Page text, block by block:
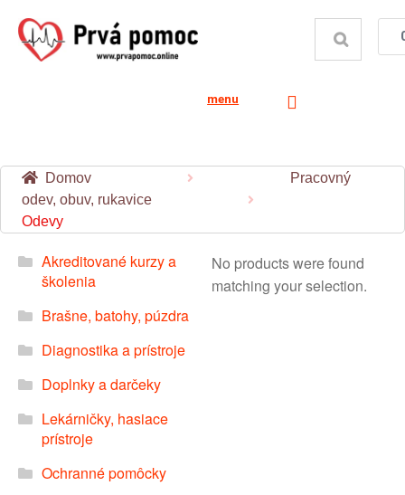
menu
Domov
Pracovný
odev, obuv, rukavice
Odevy
Akreditované kurzy a
školenia
Brašne, batohy, púzdra
Diagnostika a prístroje
Doplnky a darčeky
Lekárničky, hasiace
prístroje
Ochranné pomôcky
No products were found
matching your selection.